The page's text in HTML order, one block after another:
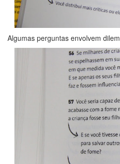
Algumas perguntas envolvem